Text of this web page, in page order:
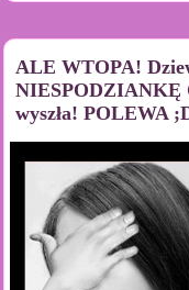
ALE WTOPA!
NIESPODZIANKĘ
wyszła! POLEWA